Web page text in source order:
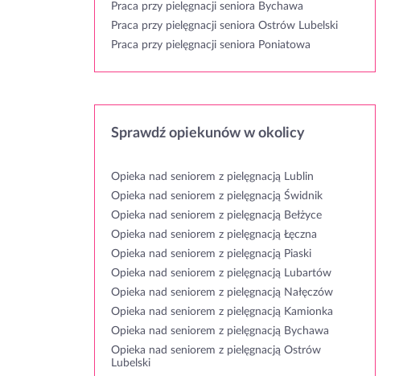
Praca przy pielęgnacji seniora Bychawa
Praca przy pielęgnacji seniora Ostrów Lubelski
Praca przy pielęgnacji seniora Poniatowa
Sprawdź opiekunów w okolicy
Opieka nad seniorem z pielęgnacją Lublin
Opieka nad seniorem z pielęgnacją Świdnik
Opieka nad seniorem z pielęgnacją Bełżyce
Opieka nad seniorem z pielęgnacją Łęczna
Opieka nad seniorem z pielęgnacją Piaski
Opieka nad seniorem z pielęgnacją Lubartów
Opieka nad seniorem z pielęgnacją Nałęczów
Opieka nad seniorem z pielęgnacją Kamionka
Opieka nad seniorem z pielęgnacją Bychawa
Opieka nad seniorem z pielęgnacją Ostrów
Lubelski